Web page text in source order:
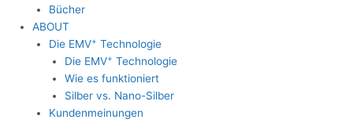
Bücher
ABOUT
Die EMV+ Technologie
Die EMV+ Technologie
Wie es funktioniert
Silber vs. Nano-Silber
Kundenmeinungen